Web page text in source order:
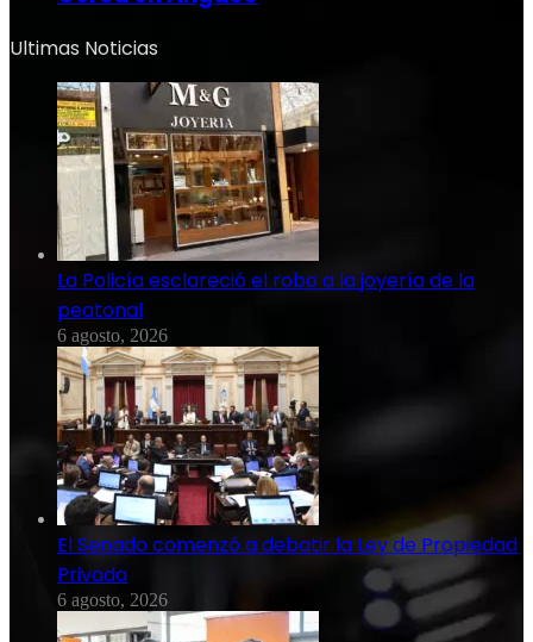
Ultimas Noticias
La Policía esclareció el robo a la joyería de la
peatonal
6 agosto, 2026
El Senado comenzó a debatir la Ley de Propiedad
Privada
6 agosto, 2026